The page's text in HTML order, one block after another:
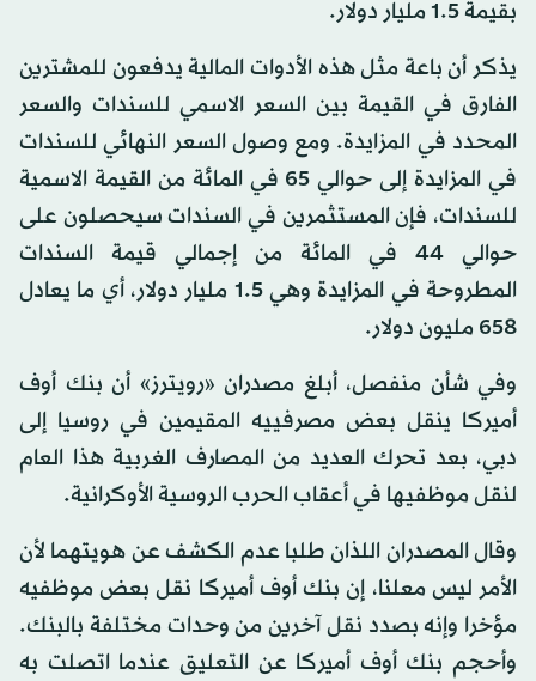
بقيمة 1.5 مليار دولار.
يذكر أن باعة مثل هذه الأدوات المالية يدفعون للمشترين
الفارق في القيمة بين السعر الاسمي للسندات والسعر
المحدد في المزايدة. ومع وصول السعر النهائي للسندات
في المزايدة إلى حوالي 65 في المائة من القيمة الاسمية
للسندات، فإن المستثمرين في السندات سيحصلون على
حوالي 44 في المائة من إجمالي قيمة السندات
المطروحة في المزايدة وهي 1.5 مليار دولار، أي ما يعادل
658 مليون دولار.
وفي شأن منفصل، أبلغ مصدران «رويترز» أن بنك أوف
أميركا ينقل بعض مصرفييه المقيمين في روسيا إلى
دبي، بعد تحرك العديد من المصارف الغربية هذا العام
لنقل موظفيها في أعقاب الحرب الروسية الأوكرانية.
وقال المصدران اللذان طلبا عدم الكشف عن هويتهما لأن
الأمر ليس معلنا، إن بنك أوف أميركا نقل بعض موظفيه
مؤخرا وإنه بصدد نقل آخرين من وحدات مختلفة بالبنك.
وأحجم بنك أوف أميركا عن التعليق عندما اتصلت به